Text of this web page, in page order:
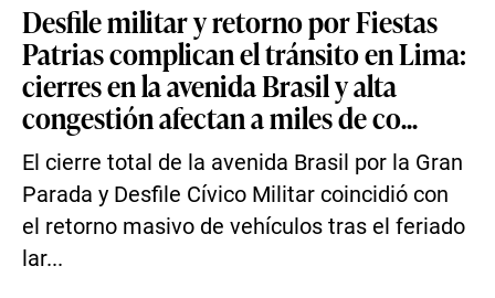
Desfile militar y retorno por Fiestas
Patrias complican el tránsito en Lima:
cierres en la avenida Brasil y alta
congestión afectan a miles de co...
El cierre total de la avenida Brasil por la Gran
Parada y Desfile Cívico Militar coincidió con
el retorno masivo de vehículos tras el feriado
lar...